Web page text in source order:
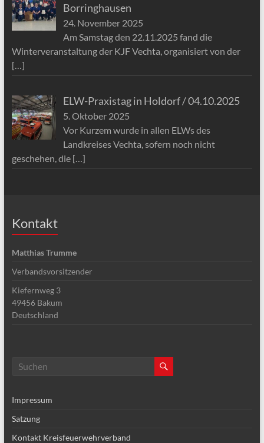
Borringhausen
24. November 2025
Am Samstag den 22.11.2025 fand die
Winterveranstaltung der KJF Vechta, organisiert von der
[…]
ELW-Praxistag in Holdorf / 04.10.2025
5. Oktober 2025
Vor Kurzem wurde in allen ELWs des
Landkreises Vechta, sofern noch nicht
geschehen, die […]
Kontakt
Matthias Trumme
Verbandsvorsitzender
Kiefernweg 3
49456 Bakum
Deutschland
Impressum
Satzung
Kontakt Kreisfeuerwehrverband